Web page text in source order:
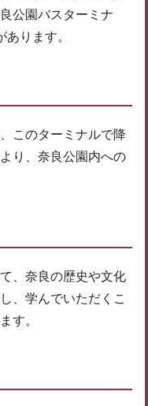
公園バスターミナ
ります。
このターミナルで降
り、奈良公園内への
、奈良の歴史や文化
、学んでいただくこ
す。